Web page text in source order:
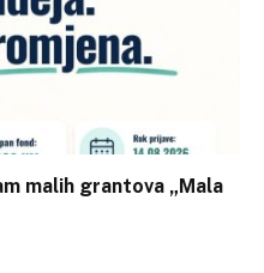
malih grantova „Mala